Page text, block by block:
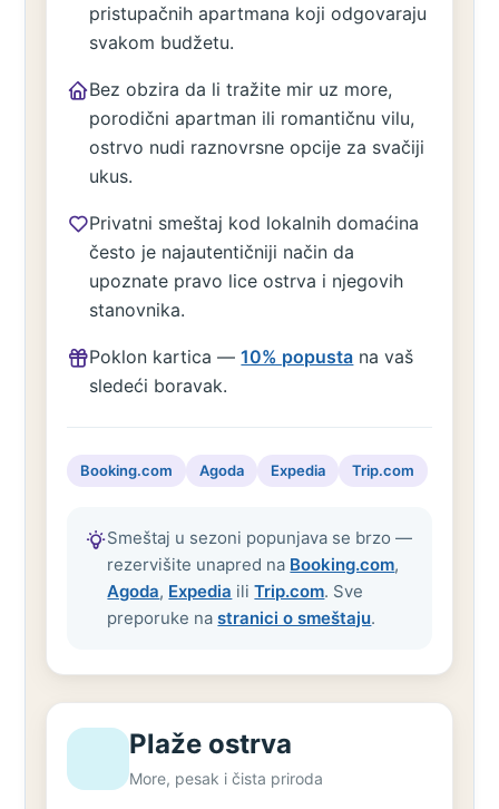
pristupačnih apartmana koji odgovaraju
svakom budžetu.
Bez obzira da li tražite mir uz more,
porodični apartman ili romantičnu vilu,
ostrvo nudi raznovrsne opcije za svačiji
ukus.
Privatni smeštaj kod lokalnih domaćina
često je najautentičniji način da
upoznate pravo lice ostrva i njegovih
stanovnika.
Poklon kartica —10% popusta na vaš
sledeći boravak.
Booking.com Agoda Expedia Trip.com
Smeštaj u sezoni popunjava se brzo —
rezervišite unapred na Booking.com,
Agoda, Expedia iliTrip.com. Sve
preporuke nastranici o smeštaju.
Plaže ostrva
More, pesak i čista priroda